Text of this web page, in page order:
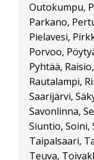
Outokumpu,
Parkano,
Pielavesi,
Porvoo,
Pyhtää,
Rautalampi,
Saarijärvi,
Savonlinna,
Siuntio, Soini,
Taipalsaari,
Teuva,